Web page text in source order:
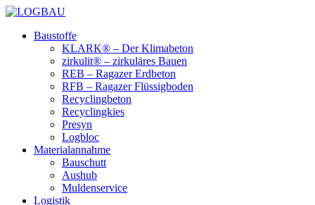
Baustoffe
KLARK® – Der Klimabeton
zirkulit® – zirkuläres Bauen
REB – Ragazer Erdbeton
RFB – Ragazer Flüssigboden
Recyclingbeton
Recyclingkies
Presyn
Logbloc
Materialannahme
Bauschutt
Aushub
Muldenservice
Logistik